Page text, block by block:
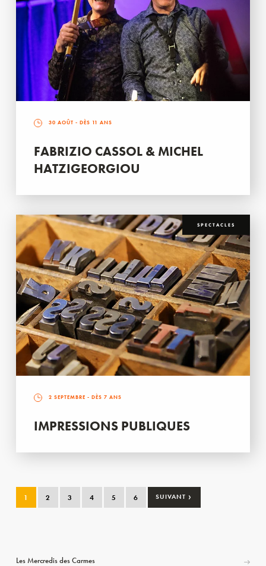
30 AOÛT - DÈS 11 ANS
FABRIZIO CASSOL & MICHEL
HATZIGEORGIOU
SPECTACLES
2 SEPTEMBRE - DÈS 7 ANS
IMPRESSIONS PUBLIQUES
1 2 3 4 5 6 SUIVANT ›
Les Mercredis des Carmes